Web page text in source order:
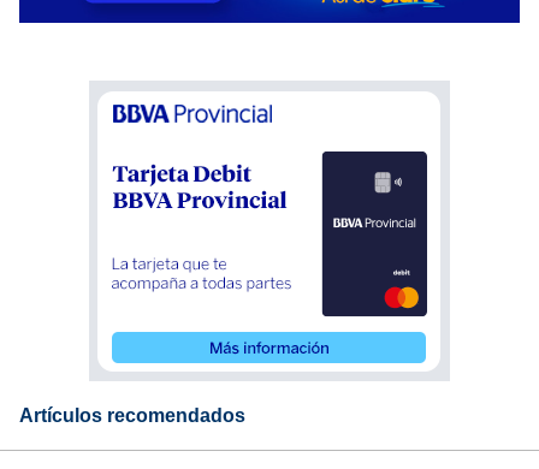
Artículos recomendados